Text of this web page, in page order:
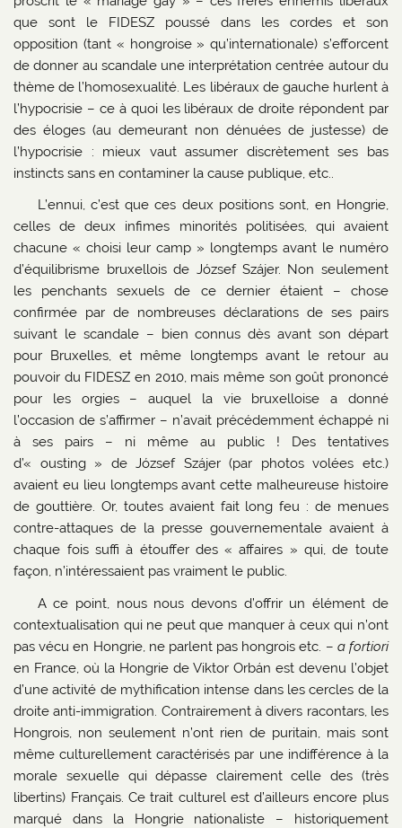
que sont le FIDESZ poussé dans les cordes et son
opposition (tant « hongroise » qu’internationale) s’efforcent
de donner au scandale une interprétation centrée autour du
thème de l’homosexualité. Les libéraux de gauche hurlent à
l’hypocrisie – ce à quoi les libéraux de droite répondent par
des éloges (au demeurant non dénuées de justesse) de
l’hypocrisie : mieux vaut assumer discrètement ses bas
instincts sans en contaminer la cause publique, etc..
L’ennui, c’est que ces deux positions sont, en Hongrie,
celles de deux infimes minorités politisées, qui avaient
chacune « choisi leur camp » longtemps avant le numéro
d’équilibrisme bruxellois de József Szájer. Non seulement
les penchants sexuels de ce dernier étaient – chose
confirmée par de nombreuses déclarations de ses pairs
suivant le scandale – bien connus dès avant son départ
pour Bruxelles, et même longtemps avant le retour au
pouvoir du FIDESZ en 2010, mais même son goût prononcé
pour les orgies – auquel la vie bruxelloise a donné
l’occasion de s’affirmer – n’avait précédemment échappé ni
à ses pairs – ni même au public ! Des tentatives
d’« ousting » de József Szájer (par photos volées etc.)
avaient eu lieu longtemps avant cette malheureuse histoire
de gouttière. Or, toutes avaient fait long feu : de menues
contre-attaques de la presse gouvernementale avaient à
chaque fois suffi à étouffer des « affaires » qui, de toute
façon, n’intéressaient pas vraiment le public.
A ce point, nous nous devons d’offrir un élément de
contextualisation qui ne peut que manquer à ceux qui n’ont
pas vécu en Hongrie, ne parlent pas hongrois etc. – a fortiori
en France, où la Hongrie de Viktor Orbán est devenu l’objet
d’une activité de mythification intense dans les cercles de la
droite anti-immigration. Contrairement à divers racontars, les
Hongrois, non seulement n’ont rien de puritain, mais sont
même culturellement caractérisés par une indifférence à la
morale sexuelle qui dépasse clairement celle des (très
libertins) Français. Ce trait culturel est d’ailleurs encore plus
marqué dans la Hongrie nationaliste – historiquement